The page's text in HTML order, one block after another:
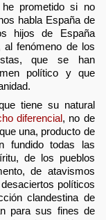
prometido si no
habla España de
hijos de España
al fenómeno de los
que se han
político y que
tiene su natural
diferencial, no de
una, producto de
fundido todas las
de los pueblos
de atavismos
políticos
clandestina de
para sus fines de